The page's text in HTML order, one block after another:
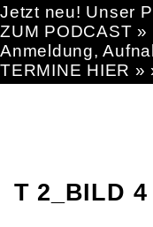
Jetzt neu! Unser
ZUM PODCAST »
Anmeldung,
TERMINE HIER »
T 2_BILD 4